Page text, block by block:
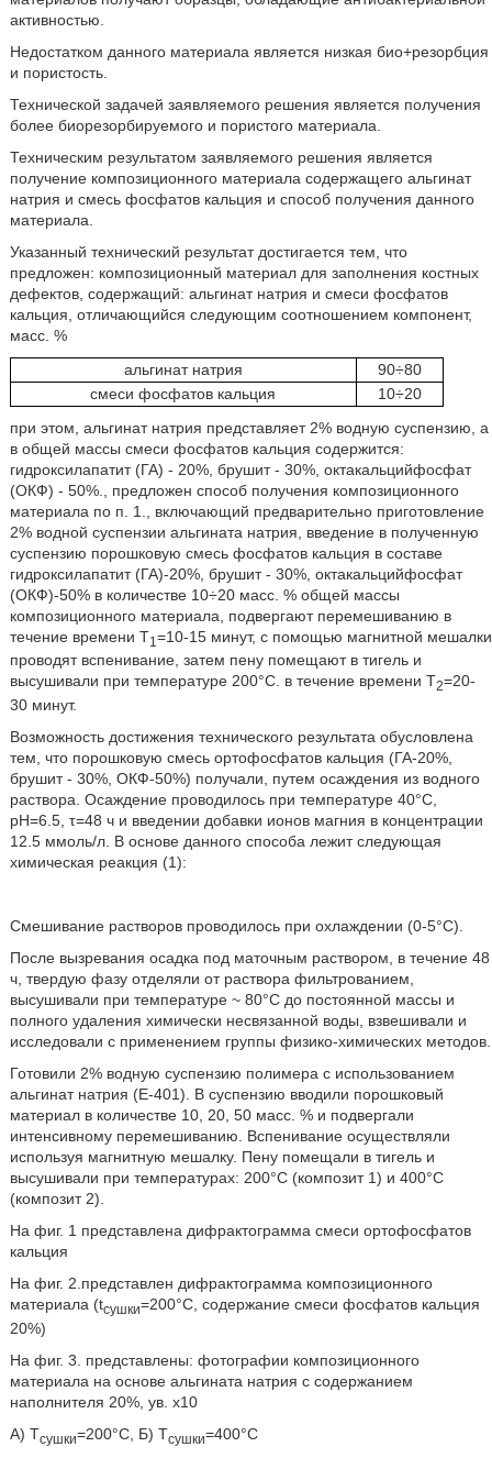
активностью.
Недостатком данного материала является низкая био+резорбция
и пористость.
Технической задачей заявляемого решения является получения
более биорезорбируемого и пористого материала.
Техническим результатом заявляемого решения является
получение композиционного материала содержащего альгинат
натрия и смесь фосфатов кальция и способ получения данного
материала.
Указанный технический результат достигается тем, что
предложен: композиционный материал для заполнения костных
дефектов, содержащий: альгинат натрия и смеси фосфатов
кальция, отличающийся следующим соотношением компонент,
масс. %
альгинат натрия
90÷80
смеси фосфатов кальция
10÷20
при этом, альгинат натрия представляет 2% водную суспензию, а
в общей массы смеси фосфатов кальция содержится:
гидроксилапатит (ГА) - 20%, брушит - 30%, октакальцийфосфат
(ОКФ) - 50%., предложен способ получения композиционного
материала по п. 1., включающий предварительно приготовление
2% водной суспензии альгината натрия, введение в полученную
суспензию порошковую смесь фосфатов кальция в составе
гидроксилапатит (ГА)-20%, брушит - 30%, октакальцийфосфат
(ОКФ)-50% в количестве 10÷20 масс. % общей массы
композиционного материала, подвергают перемешиванию в
течение времени T1 =10-15 минут, с помощью магнитной мешалки
проводят вспенивание, затем пену помещают в тигель и
высушивали при температуре 200°С. в течение времени Т2=20-
30 минут.
Возможность достижения технического результата обусловлена
тем, что порошковую смесь ортофосфатов кальция (ГА-20%,
брушит - 30%, ОКФ-50%) получали, путем осаждения из водного
раствора. Осаждение проводилось при температуре 40°С,
рН=6.5, τ=48 ч и введении добавки ионов магния в концентрации
12.5 ммоль/л. В основе данного способа лежит следующая
химическая реакция (1):
Смешивание растворов проводилось при охлаждении (0-5°С).
После вызревания осадка под маточным раствором, в течение 48
ч, твердую фазу отделяли от раствора фильтрованием,
высушивали при температуре ~ 80°С до постоянной массы и
полного удаления химически несвязанной воды, взвешивали и
исследовали с применением группы физико-химических методов.
Готовили 2% водную суспензию полимера с использованием
альгинат натрия (Е-401). В суспензию вводили порошковый
материал в количестве 10, 20, 50 масс. % и подвергали
интенсивному перемешиванию. Вспенивание осуществляли
используя магнитную мешалку. Пену помещали в тигель и
высушивали при температурах: 200°С (композит 1) и 400°С
(композит 2).
На фиг. 1 представлена дифрактограмма смеси ортофосфатов
кальция
На фиг. 2.представлен дифрактограмма композиционного
материала (tсушки=200°С, содержание смеси фосфатов кальция
20%)
На фиг. 3. представлены: фотографии композиционного
материала на основе альгината натрия с содержанием
наполнителя 20%, ув. х10
А) Тсушки=200°С, Б) Тсушки=400°С